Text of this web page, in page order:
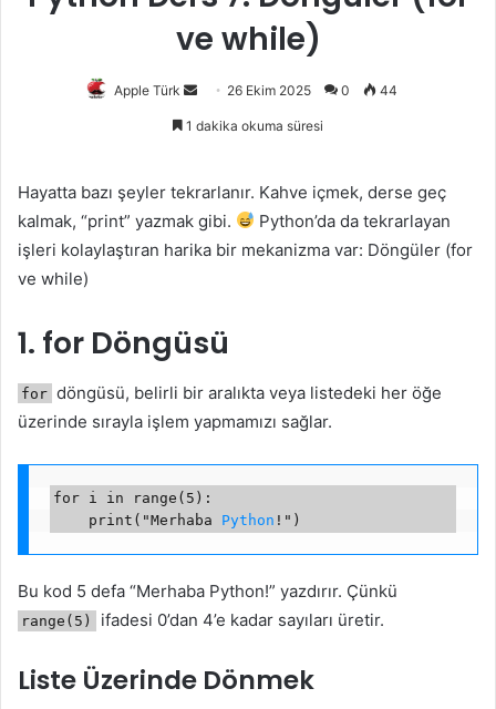
ve while)
Apple Türk
Bir
26 Ekim 2025 0 44
1 dakika okuma süresi
Hayatta bazı şeyler tekrarlanır. Kahve içmek, derse geç
kalmak, “print” yazmak gibi.
Python’da da tekrarlayan
işleri kolaylaştıran harika bir mekanizma var: Döngüler (for
ve while)
1. for Döngüsü
for döngüsü, belirli bir aralıkta veya listedeki her öğe
üzerinde sırayla işlem yapmamızı sağlar.
for i in range(5):
    print("Merhaba
Python
Bu kod 5 defa “Merhaba Python!” yazdırır. Çünkü
range(5) ifadesi 0’dan 4’e kadar sayıları üretir.
Liste Üzerinde Dönmek